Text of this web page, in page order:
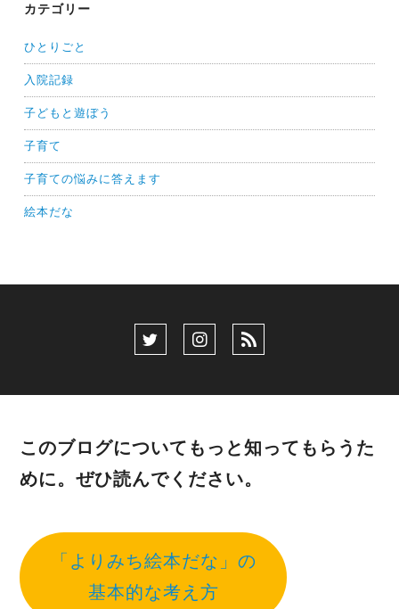
カテゴリー
ひとりごと
入院記録
子どもと遊ぼう
子育て
子育ての悩みに答えます
絵本だな
このブログについてもっと知ってもらうた
めに。ぜひ読んでください。
「よりみち絵本だな」の
基本的な考え方